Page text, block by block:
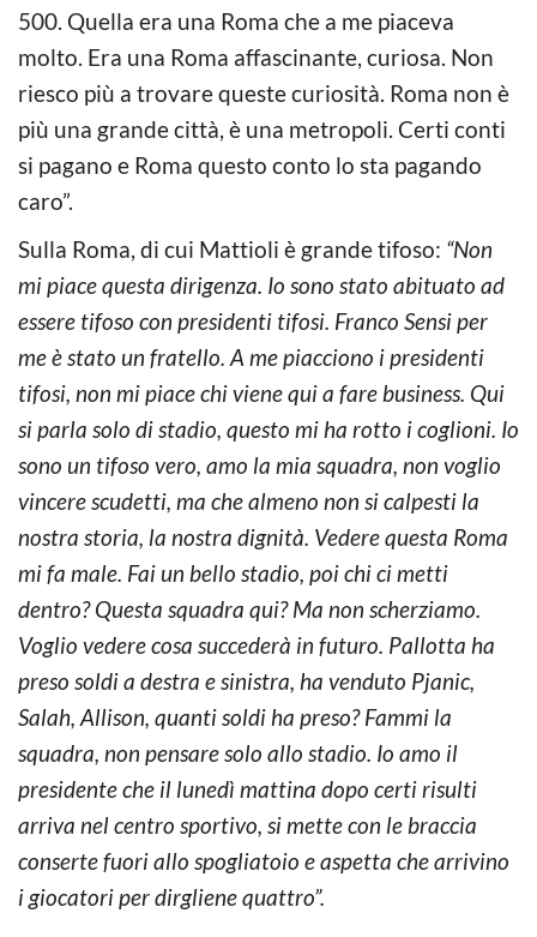
500. Quella era una Roma che a me piaceva
molto. Era una Roma affascinante, curiosa. Non
riesco più a trovare queste curiosità. Roma non è
più una grande città, è una metropoli. Certi conti
si pagano e Roma questo conto lo sta pagando
caro”.
Sulla Roma, di cui Mattioli è grande tifoso: “Non
mi piace questa dirigenza. Io sono stato abituato ad
essere tifoso con presidenti tifosi. Franco Sensi per
me è stato un fratello. A me piacciono i presidenti
tifosi, non mi piace chi viene qui a fare business. Qui
si parla solo di stadio, questo mi ha rotto i coglioni. Io
sono un tifoso vero, amo la mia squadra, non voglio
vincere scudetti, ma che almeno non si calpesti la
nostra storia, la nostra dignità. Vedere questa Roma
mi fa male. Fai un bello stadio, poi chi ci metti
dentro? Questa squadra qui? Ma non scherziamo.
Voglio vedere cosa succederà in futuro. Pallotta ha
preso soldi a destra e sinistra, ha venduto Pjanic,
Salah, Allison, quanti soldi ha preso? Fammi la
squadra, non pensare solo allo stadio. Io amo il
presidente che il lunedì mattina dopo certi risulti
arriva nel centro sportivo, si mette con le braccia
conserte fuori allo spogliatoio e aspetta che arrivino
i giocatori per dirgliene quattro”.